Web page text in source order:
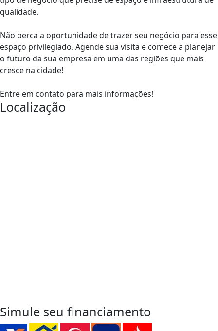
qualidade.
Não perca a oportunidade de trazer seu negócio para esse
espaço privilegiado. Agende sua visita e comece a planejar
o futuro da sua empresa em uma das regiões que mais
cresce na cidade!
Entre em contato para mais informações!
Localização
Simule seu financiamento